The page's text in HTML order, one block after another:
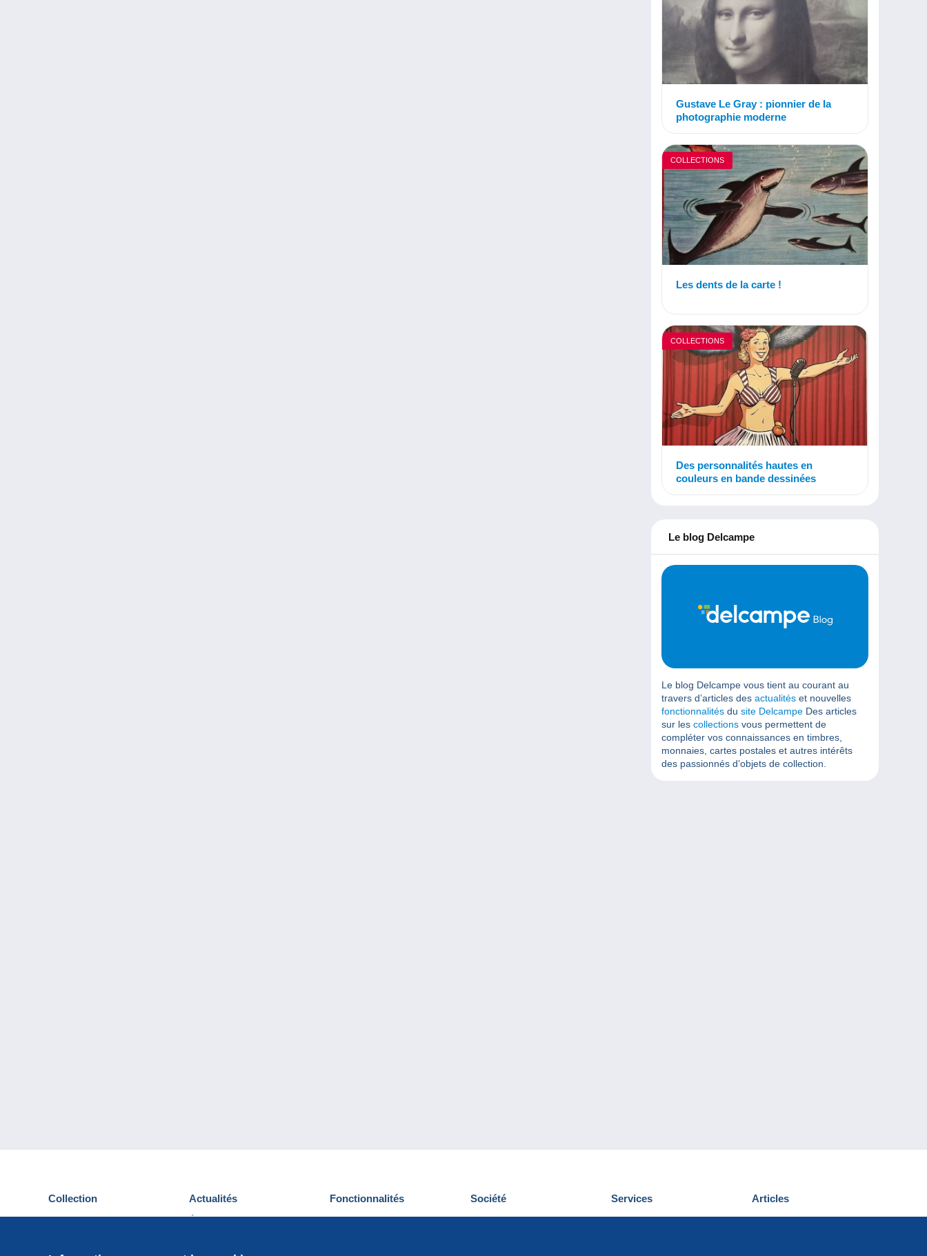
Gustave Le Gray : pionnier de la
photographie moderne
COLLECTIONS
Les dents de la carte !
COLLECTIONS
Des personnalités hautes en
couleurs en bande dessinées
Le blog Delcampe
Le blog Delcampe vous tient au courant au
travers d’articles des actualités et nouvelles
fonctionnalités du site Delcampe Des articles
sur les collections vous permettent de
compléter vos connaissances en timbres,
monnaies, cartes postales et autres intérêts
des passionnés d’objets de collection.
Collection
Cartes postales
Actualités
Événements Delcampe
Fonctionnalités
Nouveautés
Société
Qui sommes-nous
Services
Découvrir Delcampe
Articles